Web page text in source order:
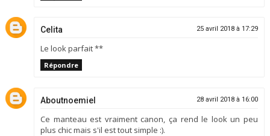
Celita 25 avril 2018 à 17:29
Le look parfait **
Répondre
Aboutnoemiel 28 avril 2018 à 16:00
Ce manteau est vraiment canon, ça rend le look un peu
plus chic mais s'il est tout simple :).